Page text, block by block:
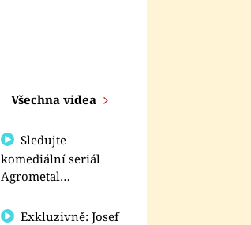
Všechna videa
Sledujte
komediální seriál
Agrometal
prima+
Exkluzivně: Josef